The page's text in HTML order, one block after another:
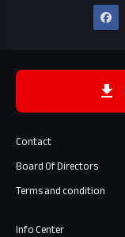
Contact
Board Of Directors
Terms and condition
Info Center